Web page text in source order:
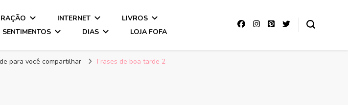
INTERNET
LIVROS
SENTIMENTOS DIAS LOJA FOFA
para você compartilhar Frases de boa tarde 2